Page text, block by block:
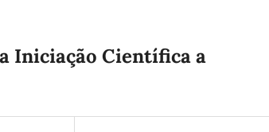
Iniciação Científica a